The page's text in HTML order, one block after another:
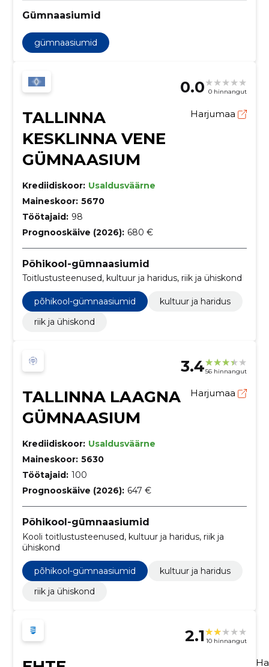
Gümnaasiumid
gümnaasiumid
0.0 0 hinnangut
TALLINNA
KESKLINNA VENE
GÜMNAASIUM
Harjumaa
Krediidiskoor: Usaldusväärne
Maineskoor: 5670
Töötajaid: 98
Prognooskäive (2026): 680 €
Põhikool-gümnaasiumid
Toitlustusteenused, kultuur ja haridus, riik ja ühiskond
põhikool-gümnaasiumid
kultuur ja haridus
riik ja ühiskond
3.456 hinnangut
TALLINNA LAAGNA
GÜMNAASIUM
Harjumaa
Krediidiskoor: Usaldusväärne
Maineskoor: 5630
Töötajaid: 100
Prognooskäive (2026): 647 €
Põhikool-gümnaasiumid
Kooli toitlustusteenused, kultuur ja haridus, riik ja
ühiskond
põhikool-gümnaasiumid
kultuur ja haridus
riik ja ühiskond
2.1 10 hinnangut